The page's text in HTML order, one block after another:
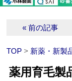
« 前の記事
TOP > 新薬・新製
薬用育毛製